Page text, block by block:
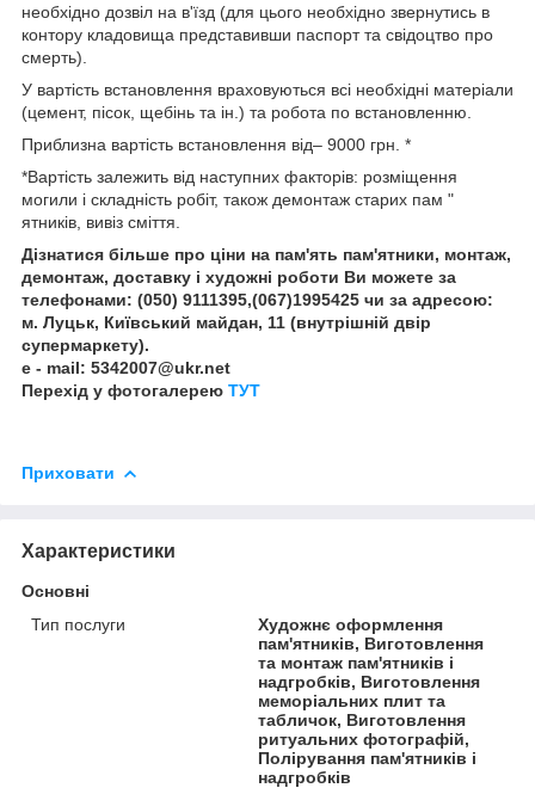
необхідно дозвіл на в'їзд (для цього необхідно звернутись в
контору кладовища представивши паспорт та свідоцтво про
смерть).
У вартість встановлення враховуються всі необхідні матеріали
(цемент, пісок, щебінь та ін.) та робота по встановленню.
Приблизна вартість встановлення від– 9000 грн. *
*Вартість залежить від наступних факторів: розміщення
могили і складність робіт, також демонтаж старих пам "
ятників, вивіз сміття.
Дізнатися більше про ціни на пам'ять пам'ятники, монтаж,
демонтаж, доставку і художні роботи Ви можете за
телефонами: (050) 9111395,(067)1995425 чи за адресою:
м. Луцьк, Київський майдан, 11 (внутрішній двір
супермаркету).
e - mail: 5342007@ukr.net
Перехід у фотогалерею ТУТ
Приховати
Характеристики
Основні
Тип послуги
Художнє оформлення
пам'ятників, Виготовлення
та монтаж пам'ятників і
надгробків, Виготовлення
меморіальних плит та
табличок, Виготовлення
ритуальних фотографій,
Полірування пам'ятників і
надгробків